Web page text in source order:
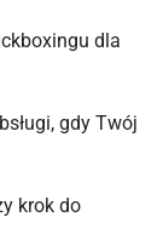
dla
gdy Twój
krok do